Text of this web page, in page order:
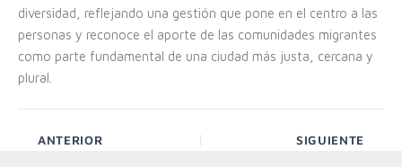
diversidad, reflejando una gestión que pone en el centro a las
personas y reconoce el aporte de las comunidades migrantes
como parte fundamental de una ciudad más justa, cercana y
plural.
ANTERIOR SIGUIENTE